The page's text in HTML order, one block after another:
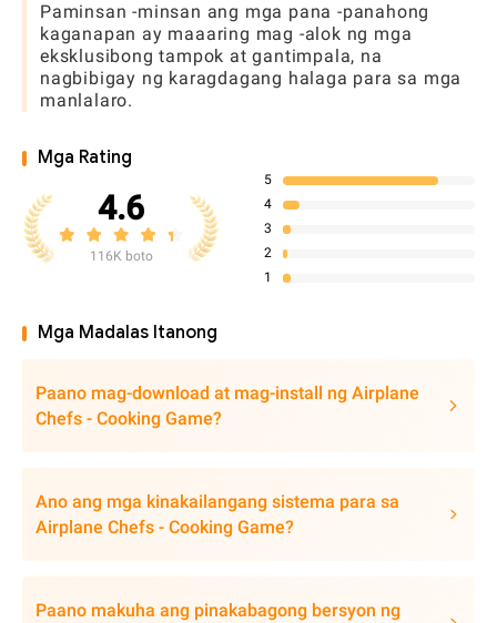
Paminsan -minsan ang mga pana -panahong
kaganapan ay maaaring mag -alok ng mga
eksklusibong tampok at gantimpala, na
nagbibigay ng karagdagang halaga para sa mga
manlalaro.
Mga Rating
4.6
116K boto
5
4
3
2
1
Mga Madalas Itanong
Paano mag-download at mag-install ng Airplane
Chefs - Cooking Game?
Ano ang mga kinakailangang sistema para sa
Airplane Chefs - Cooking Game?
Paano makuha ang pinakabagong bersyon ng